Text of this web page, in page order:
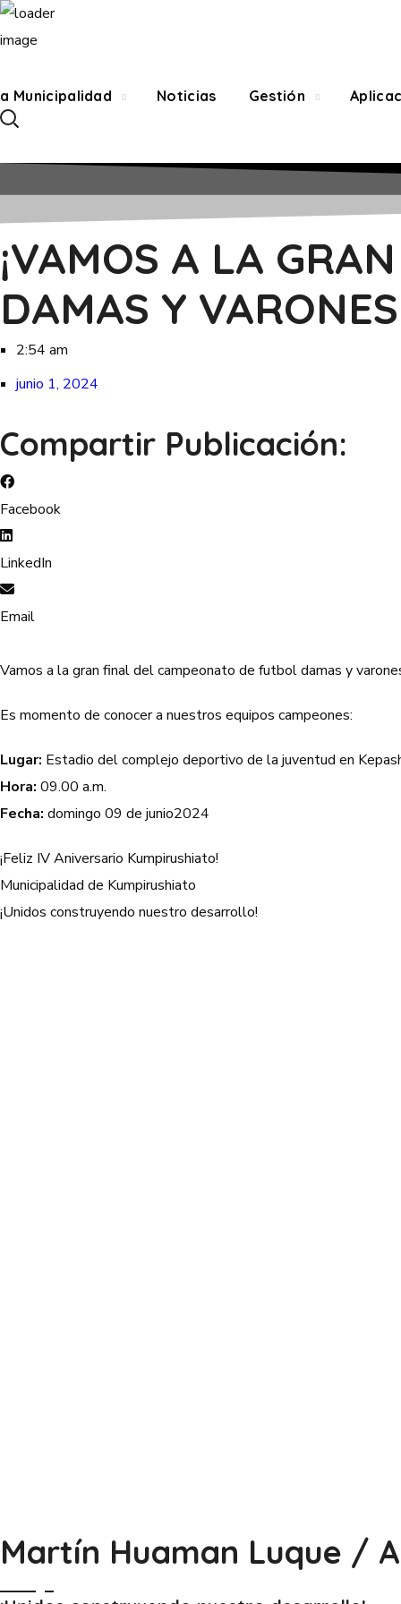
Municipalidad Noticias Gestión
¡VAMOS A LA
DAMAS Y
2:54 am
junio 1, 2024
Compartir Publicación:
Facebook
LinkedIn
Email
Vamos a la gran final del campeonato de futbol damas y
Es momento de conocer a nuestros equipos campeones:
Lugar: Estadio del complejo deportivo de la juventud en
Hora: 09.00 a.m.
Fecha: domingo 09 de junio2024
¡Feliz IV Aniversario Kumpirushiato!
Municipalidad de Kumpirushiato
¡Unidos construyendo nuestro desarrollo!
Martín Huaman Luque /